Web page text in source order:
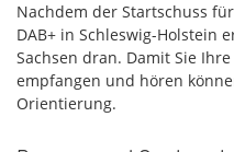
Nachdem der Startschuss
DAB+ in Schleswig-Holstein
Sachsen dran. Damit Sie
empfangen und hören
Orientierung.